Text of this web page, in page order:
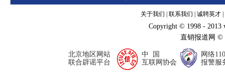
关于我们 联系我们 诚聘英才
Copyright © 1998 - 2013
直销报道网
北京地区网站
联合辟谣平台
中 国
互联网协会
网络110
报警服